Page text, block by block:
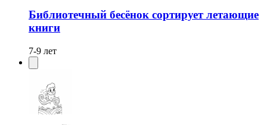
Библиотечный бесёнок сортирует летающие
книги
7-9 лет